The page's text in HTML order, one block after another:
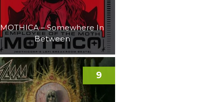
MOTHICA – Somewhere In
Between
9